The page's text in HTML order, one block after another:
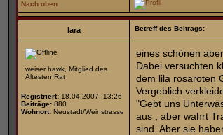
Nach oben
lara Betreff des Beitrags:
weiser hawk, Mitglied des
Ältesten Rat
Registriert: 18.04.2007, 13:26
Beiträge: 880
Wohnort: Neustadt/Weinstrasse
eines schönen
Dabei versuchten
dem lila rosaroten
Vergeblich
"Gebt uns
aus , aber wahrt
sind. Aber sie